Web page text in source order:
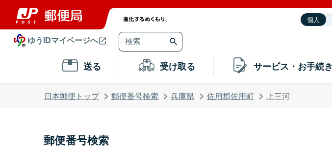
個人
ゆうIDマイページへ
送る 受け取る サービス・お手続き
日本郵便トップ 郵便番号検索 兵庫県 佐用郡佐用町 上三河
郵便番号検索